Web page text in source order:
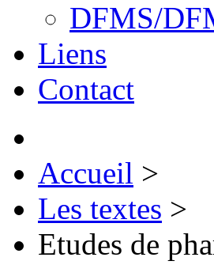
DFMS/
Liens
Contact
Accueil >
Les textes >
Etudes de